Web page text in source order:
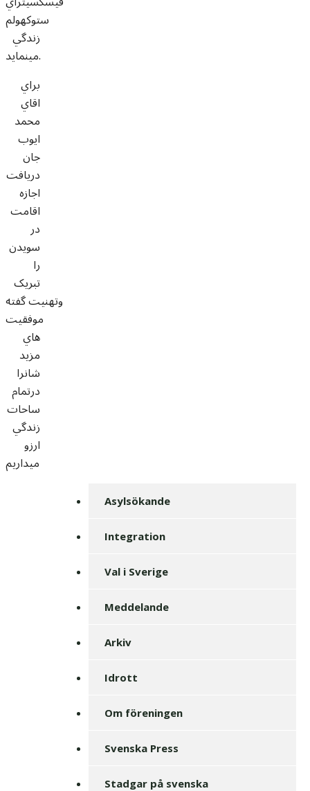
ستوکهولم
زندگي
مينمايد.
براي
اقاي
محمد
ايوب
جان
دريافت
اجازه
اقامت
در
سويدن
را
تبريک
وتهنيت گفته
موفقيت
هاي
مزيد
شانرا
درتمام
ساحات
زندگي
ارزو
Asylsökande
Integration
Val i Sverige
Meddelande
Arkiv
Idrott
Om föreningen
Svenska Press
Stadgar på svenska